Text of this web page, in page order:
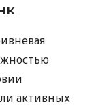
активных